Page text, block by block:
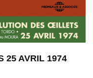
25 AVRIL 1974